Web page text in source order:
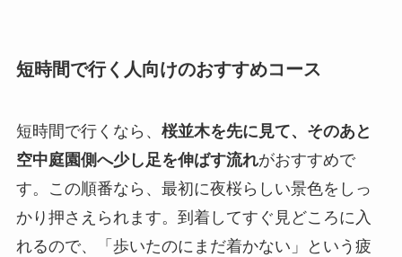
短時間で行く人向けのおすすめコース
短時間で行くなら、 桜並木を先に見て、そのあと
空中庭園側へ少し足を伸ばす流れがおすすめで
す。この順番なら、最初に夜桜らしい景色をしっ
かり押さえられます。到着してすぐ見どころに入
れるので、「歩いたのにまだ着かない」という疲